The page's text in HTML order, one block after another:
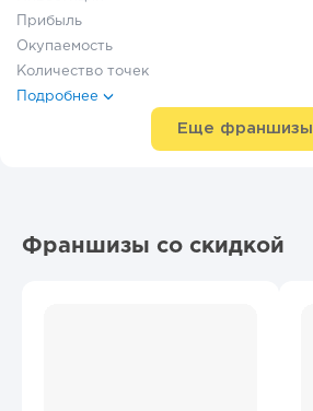
Прибыль
Окупаемость
Количество точек
Подробнее
Еще франшизы
Франшизы со скидкой